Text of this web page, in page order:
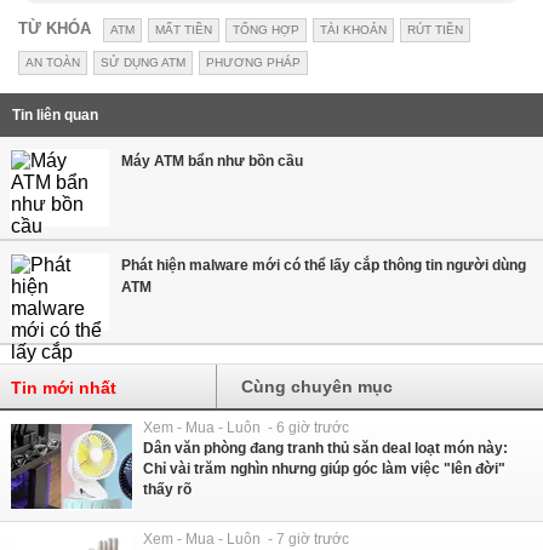
TỪ KHÓA ATM MẤT TIỀN TỔNG HỢP TÀI KHOẢN RÚT TIỀN
AN TOÀN SỬ DỤNG ATM PHƯƠNG PHÁP
Tin liên quan
Máy ATM bẩn như bồn cầu
Phát hiện malware mới có thể lấy cắp thông tin người dùng
ATM
Tin mới nhất Cùng chuyên mục
Xem - Mua - Luôn - 6 giờ trước
Dân văn phòng đang tranh thủ săn deal loạt món này:
Chỉ vài trăm nghìn nhưng giúp góc làm việc "lên đời"
thấy rõ
Xem - Mua - Luôn - 7 giờ trước